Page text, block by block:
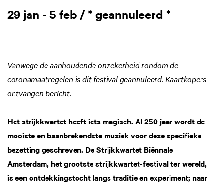
29 jan - 5 feb / * geannuleerd *
Vanwege de aanhoudende onzekerheid rondom de
coronamaatregelen is dit festival geannuleerd. Kaartkopers
ontvangen bericht.
Het strijkkwartet heeft iets magisch. Al 250 jaar wordt de
mooiste en baanbrekendste muziek voor deze specifieke
bezetting geschreven. De Strijkkwartet Biënnale
Amsterdam, het grootste strijkkwartet-festival ter wereld,
is een ontdekkingstocht langs traditie en experiment; naar